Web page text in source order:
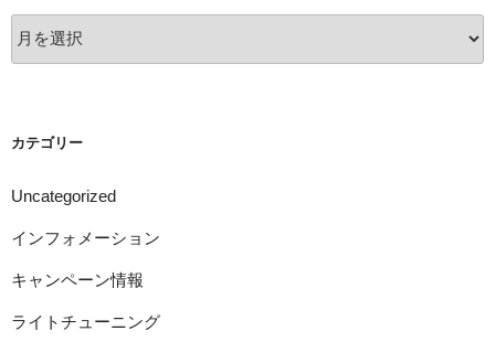
ー
カテゴリー
Uncategorized
インフォメーション
キャンペーン情報
ライトチューニング